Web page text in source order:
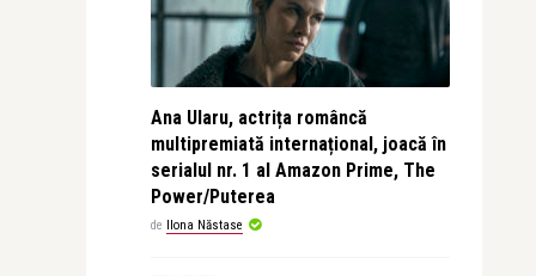
Ana Ularu, actrița româncă
multipremiată internațional, joacă în
serialul nr. 1 al Amazon Prime, The
Power/Puterea
de Ilona Năstase